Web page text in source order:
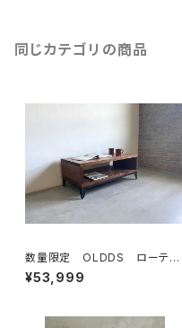
同じカテゴリの商品
数量限定 OLDDS ローテー
ブル コーヒーテーブル テー
ブル ベンチ 古材 無垢材
¥53,999